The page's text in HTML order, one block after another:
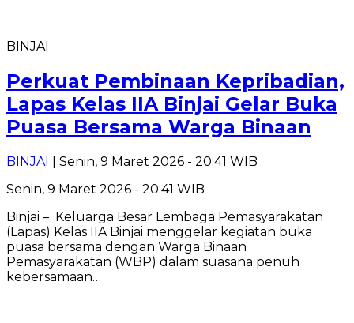
BINJAI
Perkuat Pembinaan Kepribadian,
Lapas Kelas IIA Binjai Gelar Buka
Puasa Bersama Warga Binaan
BINJAI
| Senin, 9 Maret 2026 - 20:41 WIB
Senin, 9 Maret 2026 - 20:41 WIB
Binjai – Keluarga Besar Lembaga Pemasyarakatan
(Lapas) Kelas IIA Binjai menggelar kegiatan buka
puasa bersama dengan Warga Binaan
Pemasyarakatan (WBP) dalam suasana penuh
kebersamaan…